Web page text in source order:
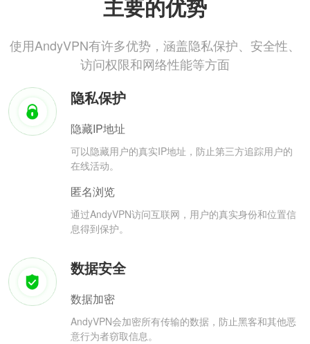
主要的优势
使用AndyVPN有许多优势，涵盖隐私保护、安全性、
访问权限和网络性能等方面
隐私保护
隐藏IP地址
可以隐藏用户的真实IP地址，防止第三方追踪用户的
在线活动。
匿名浏览
通过AndyVPN访问互联网，用户的真实身份和位置信
息得到保护。
数据安全
数据加密
AndyVPN会加密所有传输的数据，防止黑客和其他恶
意行为者窃取信息。